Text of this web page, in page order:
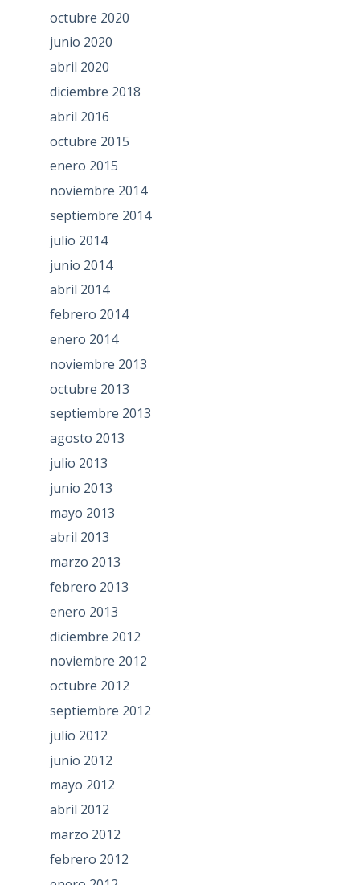
octubre 2020
junio 2020
abril 2020
diciembre 2018
abril 2016
octubre 2015
enero 2015
noviembre 2014
septiembre 2014
julio 2014
junio 2014
abril 2014
febrero 2014
enero 2014
noviembre 2013
octubre 2013
septiembre 2013
agosto 2013
julio 2013
junio 2013
mayo 2013
abril 2013
marzo 2013
febrero 2013
enero 2013
diciembre 2012
noviembre 2012
octubre 2012
septiembre 2012
julio 2012
junio 2012
mayo 2012
abril 2012
marzo 2012
febrero 2012